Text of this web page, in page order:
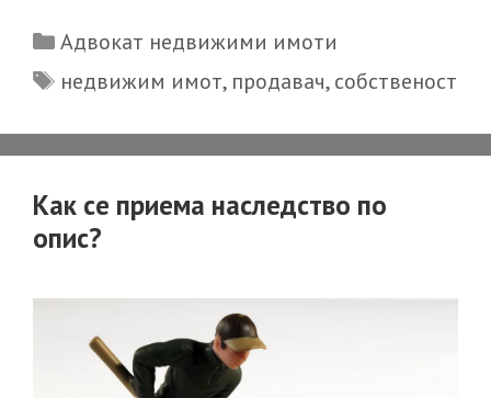
може
да
си?
Categories
Адвокат недвижими имоти
Tags
недвижим имот, продавач,собственост
Как се приема наследство по
опис?